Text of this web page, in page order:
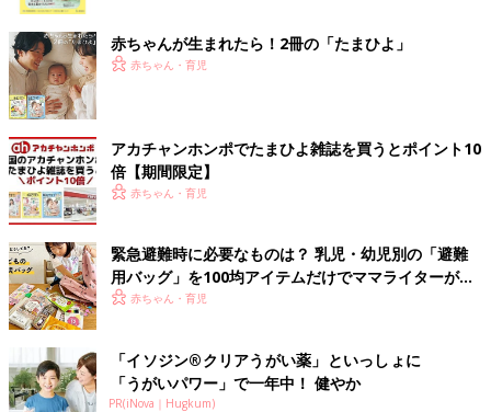
赤ちゃんが生まれたら！2冊の「たまひよ」
赤ちゃん・育児
アカチャンホンポでたまひよ雑誌を買うとポイント10
倍【期間限定】
赤ちゃん・育児
緊急避難時に必要なものは？ 乳児・幼児別の「避難
用バッグ」を100均アイテムだけでママライターがつ
くってみた！
赤ちゃん・育児
「イソジン®クリアうがい薬」といっしょに
「うがいパワー」で一年中！ 健やか
PR(iNova｜Hugkum)